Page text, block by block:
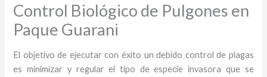
Control Biológico de Pulgones en
Paque Guarani
El objetivo de ejecutar con éxito un debido control de plagas
es minimizar y regular el tipo de especie invasora que se